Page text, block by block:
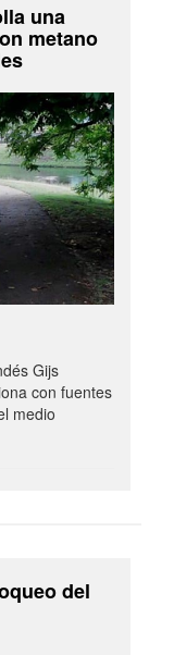
una
metano
Gijs
con fuentes
medio
del